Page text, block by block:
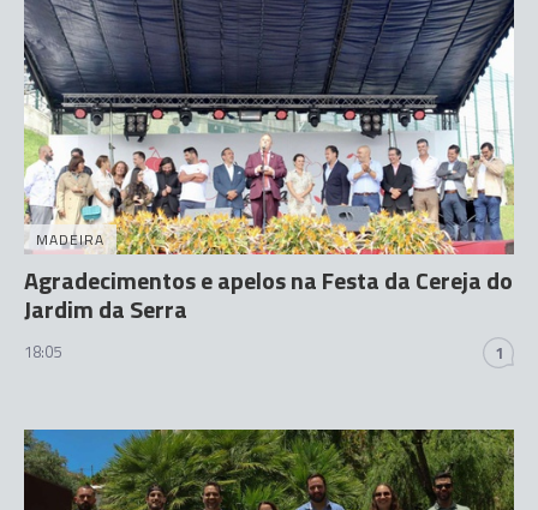
MADEIRA
Agradecimentos e apelos na Festa da Cereja do
Jardim da Serra
18:05 1